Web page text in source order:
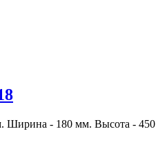
Ширина - 180 мм. Высота - 450